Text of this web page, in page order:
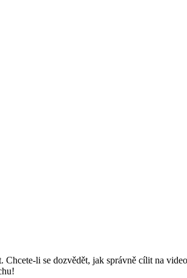
li se dozvědět, jak správně cílit na